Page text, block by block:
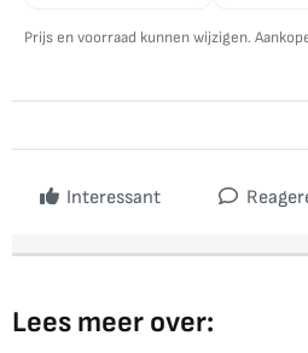
Prijs en voorraad kunnen wijzigen.
Interessant
Lees meer over: